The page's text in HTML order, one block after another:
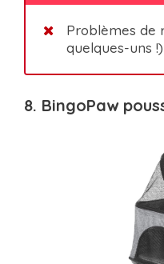
Problèmes de
quelques-uns !)
8. BingoPaw